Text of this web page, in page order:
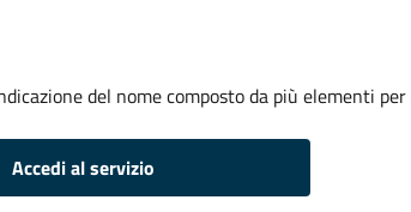
del nome composto da più elementi
Accedi al servizio